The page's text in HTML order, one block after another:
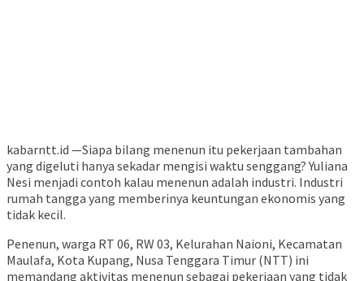
kabarntt.id —Siapa bilang menenun itu pekerjaan tambahan
yang digeluti hanya sekadar mengisi waktu senggang? Yuliana
Nesi menjadi contoh kalau menenun adalah industri. Industri
rumah tangga yang memberinya keuntungan ekonomis yang
tidak kecil.
Penenun, warga RT 06, RW 03, Kelurahan Naioni, Kecamatan
Maulafa, Kota Kupang, Nusa Tenggara Timur (NTT) ini
memandang aktivitas menenun sebagai pekerjaan yang tidak